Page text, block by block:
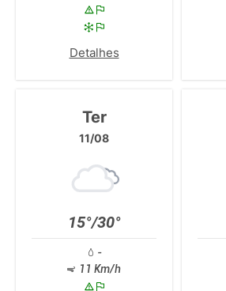
Detalhes
Ter
11/08
15°/30°
-
11 Km/h